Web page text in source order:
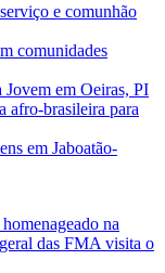
e comunhão
comunidades
em Oeiras, PI
afro-brasileira para
em Jaboatão-
na
das FMA visita o